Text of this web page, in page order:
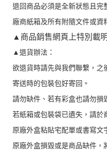
退回商品必須是全新狀態且完
廠商紙箱及所有附隨文件或資
▲商品銷售網頁上特別載
▲退貨辦法：
欲退貨時請先與我們聯繫，之
寄送時的包裝包好寄回。
請勿缺件、若有彩盒也請勿損
若紙箱或包裝袋已遺失，請於
原廠外盒粘貼宅配單或書寫文
原廠外盒損毀或是商品缺件